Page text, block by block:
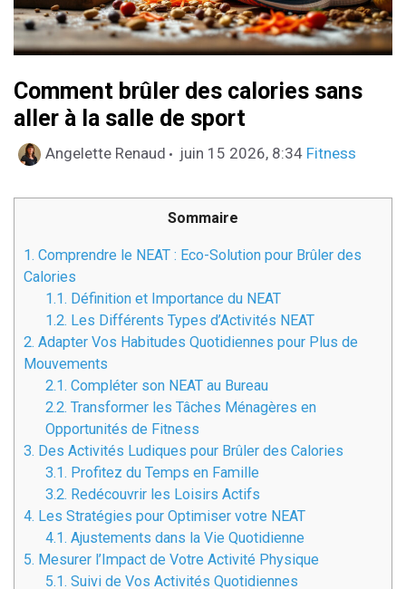
Comment brûler des calories sans
aller à la salle de sport
Angelette Renaud juin 15 2026, 8:34 Catégories
Fitness
Sommaire
1. Comprendre le NEAT : Eco-Solution pour Brûler des
Calories
1.1. Définition et Importance du NEAT
1.2. Les Différents Types d’Activités NEAT
2. Adapter Vos Habitudes Quotidiennes pour Plus de
Mouvements
2.1. Compléter son NEAT au Bureau
2.2. Transformer les Tâches Ménagères en
Opportunités de Fitness
3. Des Activités Ludiques pour Brûler des Calories
3.1. Profitez du Temps en Famille
3.2. Redécouvrir les Loisirs Actifs
4. Les Stratégies pour Optimiser votre NEAT
4.1. Ajustements dans la Vie Quotidienne
5. Mesurer l’Impact de Votre Activité Physique
5.1. Suivi de Vos Activités Quotidiennes